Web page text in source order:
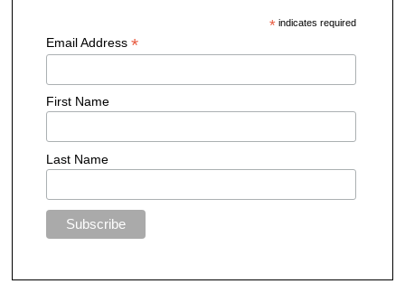
* indicates required
Email Address *
First Name
Last Name